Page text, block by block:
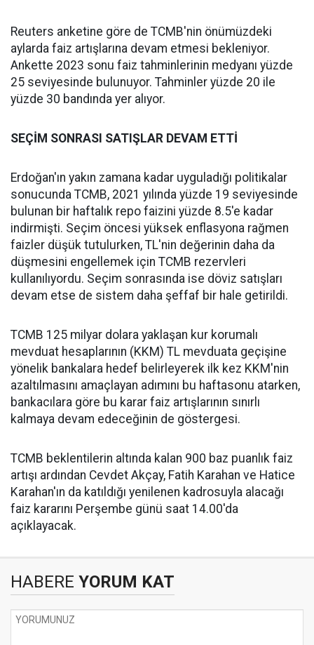
Reuters anketine göre de TCMB'nin önümüzdeki
aylarda faiz artışlarına devam etmesi bekleniyor.
Ankette 2023 sonu faiz tahminlerinin medyanı yüzde
25 seviyesinde bulunuyor. Tahminler yüzde 20 ile
yüzde 30 bandında yer alıyor.
SEÇİM SONRASI SATIŞLAR DEVAM ETTİ
Erdoğan'ın yakın zamana kadar uyguladığı politikalar
sonucunda TCMB, 2021 yılında yüzde 19 seviyesinde
bulunan bir haftalık repo faizini yüzde 8.5'e kadar
indirmişti. Seçim öncesi yüksek enflasyona rağmen
faizler düşük tutulurken, TL'nin değerinin daha da
düşmesini engellemek için TCMB rezervleri
kullanılıyordu. Seçim sonrasında ise döviz satışları
devam etse de sistem daha şeffaf bir hale getirildi.
TCMB 125 milyar dolara yaklaşan kur korumalı
mevduat hesaplarının (KKM) TL mevduata geçişine
yönelik bankalara hedef belirleyerek ilk kez KKM'nin
azaltılmasını amaçlayan adımını bu haftasonu atarken,
bankacılara göre bu karar faiz artışlarının sınırlı
kalmaya devam edeceğinin de göstergesi.
TCMB beklentilerin altında kalan 900 baz puanlık faiz
artışı ardından Cevdet Akçay, Fatih Karahan ve Hatice
Karahan'ın da katıldığı yenilenen kadrosuyla alacağı
faiz kararını Perşembe günü saat 14.00'da
açıklayacak.
HABERE YORUM KAT